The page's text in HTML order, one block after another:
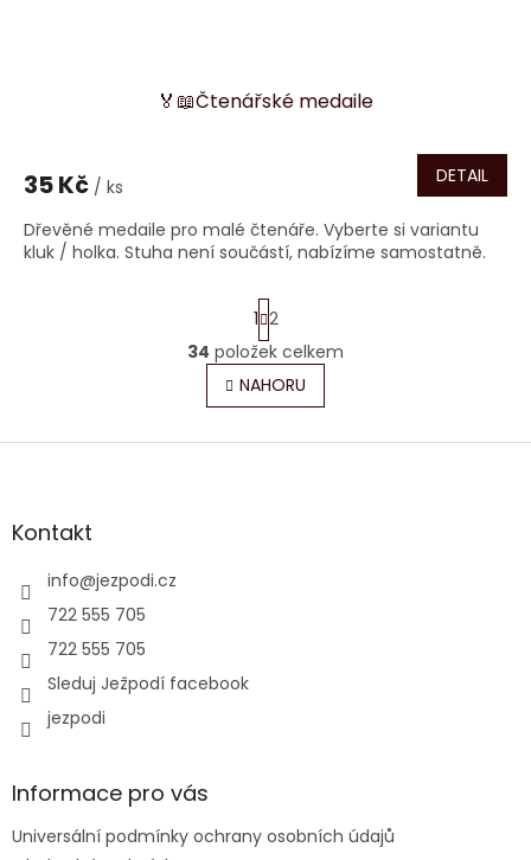
🏅📖Čtenářské medaile
35 Kč / ks DETAIL
Dřevěné medaile pro malé čtenáře. Vyberte si variantu
kluk / holka. Stuha není součástí, nabízíme samostatně.
O
v
l
d
S
t
r
á
n
k
v
1 2
34 položek celkem
NAHORU
Z
aKontakt
info@jezpodi.cz
722 555 705
722 555 705
Sleduj Ježpodí facebook
jezpodi
Informace pro vás
Universální podmínky ochrany osobních údajů